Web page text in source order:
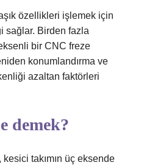
özellikleri işlemek için
sağlar. Birden fazla
bir CNC freze
konumlandırma ve
azaltan faktörleri
demek?
kesici takımın üç eksende